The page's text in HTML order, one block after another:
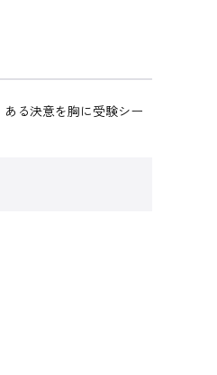
る決意を胸に受験シー